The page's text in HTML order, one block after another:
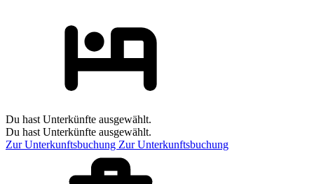
Du hast Unterkünfte ausgewählt.
Du hast Unterkünfte ausgewählt.
Zur Unterkunftsbuchung Zur Unterkunftsbuchung